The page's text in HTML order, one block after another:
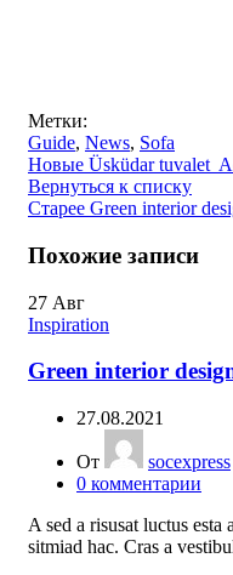
Метки:
Guide, News, Sofa
Новые Üsküdar tuvalet
Вернуться к списку
Старее Green interior
Похожие записи
27 Авг
Inspiration
Green interior
27.08.2021
От
socexpress
0 комментарии
A sed a risusat luctus
sitmiad hac. Cras a